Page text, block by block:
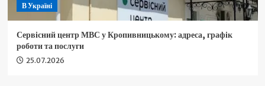
В Україні
Сервісний центр МВС у Кропивницькому: адреса, графік
роботи та послуги
25.07.2026